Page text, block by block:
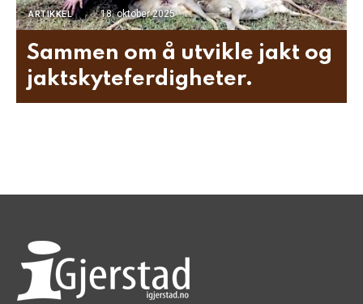
ARTIKKEL 18. oktober 2025
Sammen om å utvikle jakt og
jaktskyteferdigheter.